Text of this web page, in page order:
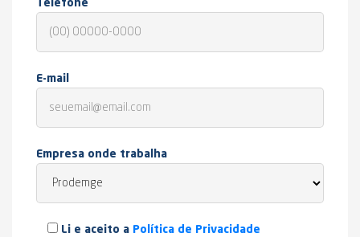
Telefone
E-mail
Empresa onde trabalha
Li e aceito a Política de Privacidade